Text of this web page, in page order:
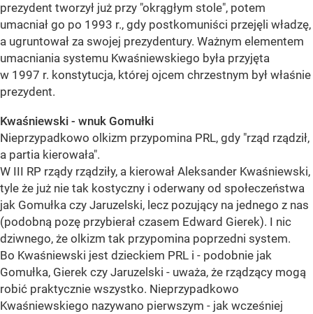
prezydent tworzył już przy "okrągłym stole", potem
umacniał go po 1993 r., gdy postkomuniści przejęli władzę,
a ugruntował za swojej prezydentury. Ważnym elementem
umacniania systemu Kwaśniewskiego była przyjęta
w 1997 r. konstytucja, której ojcem chrzestnym był właśnie
prezydent.
Kwaśniewski - wnuk Gomułki
Nieprzypadkowo olkizm przypomina PRL, gdy "rząd rządził,
a partia kierowała".
W III RP rządy rządziły, a kierował Aleksander Kwaśniewski,
tyle że już nie tak kostyczny i oderwany od społeczeństwa
jak Gomułka czy Jaruzelski, lecz pozujący na jednego z nas
(podobną pozę przybierał czasem Edward Gierek). I nic
dziwnego, że olkizm tak przypomina poprzedni system.
Bo Kwaśniewski jest dzieckiem PRL i - podobnie jak
Gomułka, Gierek czy Jaruzelski - uważa, że rządzący mogą
robić praktycznie wszystko. Nieprzypadkowo
Kwaśniewskiego nazywano pierwszym - jak wcześniej